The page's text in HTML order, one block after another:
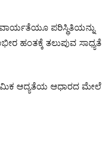
ಪರಿಸ್ಥಿತಿಯನ್ನು
ಹಂತಕ್ಕೆ ತಲುಪುವ ಸಾಧ್ಯತೆ
ಆದ್ಯತೆಯ ಆಧಾರದ ಮೇಲೆ